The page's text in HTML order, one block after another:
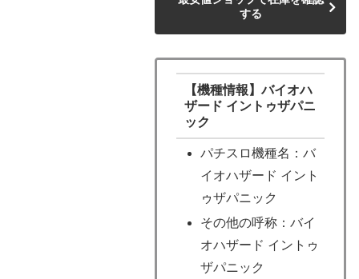
する
【機種情報】バイオハ
ザード イントゥザパニ
ック
パチスロ機種名：バ
イオハザード イント
ゥザパニック
その他の呼称：バイ
オハザード イントゥ
ザパニック